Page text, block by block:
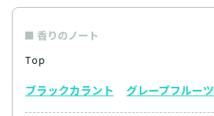
香りのノート
Top
ブラックカラント グレープフルーツ